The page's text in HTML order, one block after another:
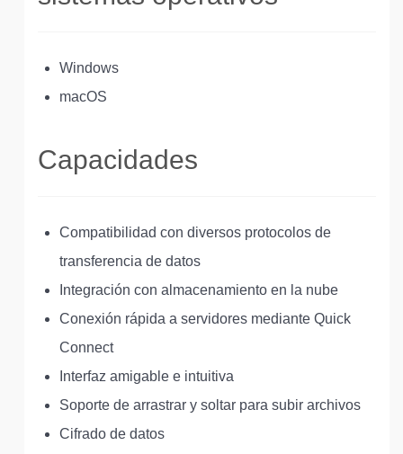
Windows
macOS
Capacidades
Compatibilidad con diversos protocolos de
transferencia de datos
Integración con almacenamiento en la nube
Conexión rápida a servidores mediante Quick
Connect
Interfaz amigable e intuitiva
Soporte de arrastrar y soltar para subir archivos
Cifrado de datos